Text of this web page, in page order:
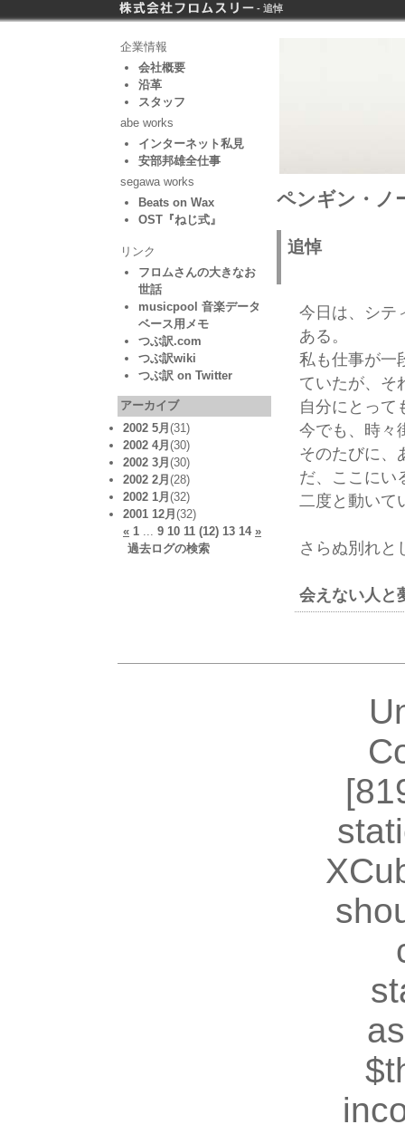
- 追悼
ペンギン・ノ
追悼
今日は、シテ
ある。
私も仕事が一
ていたが、そ
自分にとって
今でも、時々
そのたびに、
だ、ここにい
二度と動いて
さらぬ別れと
会えない人と
企業情報
会社概要
沿革
スタッフ
abe works
インターネット私見
安部邦雄全仕事
segawa works
Beats on Wax
OST『ねじ式』
リンク
フロムさんの大きなお
世話
musicpool 音楽データ
ベース用メモ
つぶ訳.com
つぶ訳wiki
つぶ訳 on Twitter
アーカイブ
2002 5月 (31)
2002 4月 (30)
2002 3月 (30)
2002 2月 (28)
2002 1月 (32)
2001 12月 (32)
« 1 ... 9 10 11 (12) 13 14 »
過去ログの検索